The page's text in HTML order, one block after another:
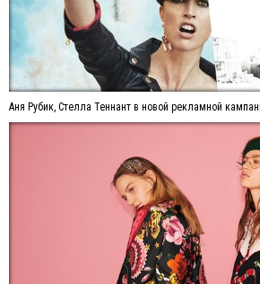
Аня Рубик, Стелла Теннант в новой рекламной